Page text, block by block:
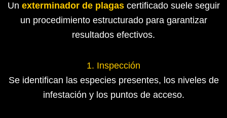
Un exterminador de plagascertificado suele seguir
un procedimiento estructurado para garantizar
resultados efectivos.
1. Inspección
Se identifican las especies presentes, los niveles de
infestación y los puntos de acceso.